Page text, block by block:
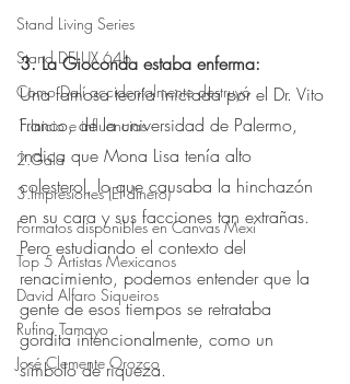
Stand Living Series
Stand DELUX 64b
Como Dalí accidentalmente destruyó
1.Inicio e influencias
2.Gala
3.Impresiones (El dinero)
Formatos disponibles en Canvas Mexi
Top 5 Artistas Mexicanos
David Alfaro Siqueiros
Rufino Tamayo
José Clemente Orozco
3. La Gioconda estaba enferma:⠀
Una famosa teoría iniciada por el Dr. Vito
Franco, de la universidad de Palermo,
indica que Mona Lisa tenía alto
colesterol, lo que causaba la hinchazón
en su cara y sus facciones tan extrañas.
Pero estudiando el contexto del
renacimiento, podemos entender que la
gente de esos tiempos se retrataba
gordita intencionalmente, como un
símbolo de riqueza.⠀